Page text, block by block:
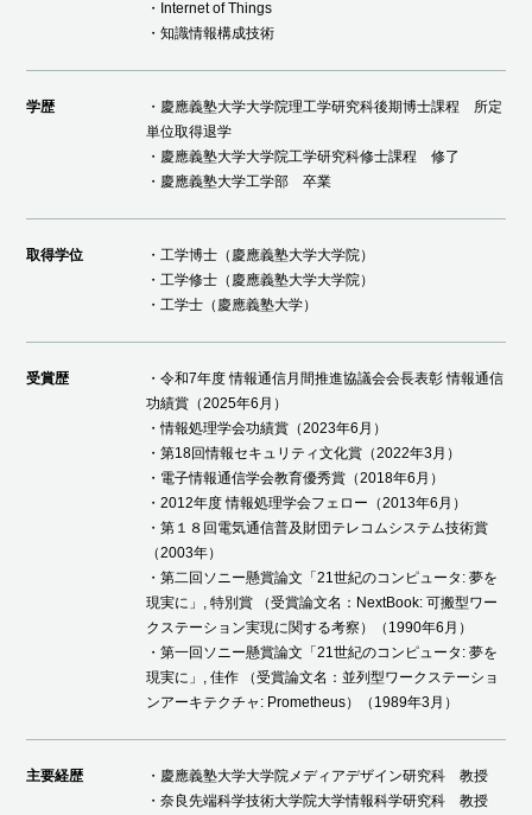
・Internet of Things
・知識情報構成技術
学歴
・慶應義塾大学大学院理工学研究科後期博士課程 所定
単位取得退学
・慶應義塾大学大学院工学研究科修士課程 修了
・慶應義塾大学工学部 卒業
取得学位
・工学博士（慶應義塾大学大学院）
・工学修士（慶應義塾大学大学院）
・工学士（慶應義塾大学）
受賞歴
・令和7年度 情報通信月間推進協議会会長表彰 情報通信
功績賞（2025年6月）
・情報処理学会功績賞（2023年6月）
・第18回情報セキュリティ文化賞（2022年3月）
・電子情報通信学会教育優秀賞（2018年6月）
・2012年度 情報処理学会フェロー（2013年6月）
・第１８回電気通信普及財団テレコムシステム技術賞
（2003年）
・第二回ソニー懸賞論文「21世紀のコンピュータ: 夢を
現実に」, 特別賞 （受賞論文名：NextBook: 可搬型ワー
クステーション実現に関する考察）（1990年6月）
・第一回ソニー懸賞論文「21世紀のコンピュータ: 夢を
現実に」, 佳作 （受賞論文名：並列型ワークステーショ
ンアーキテクチャ: Prometheus）（1989年3月）
主要経歴
・慶應義塾大学大学院メディアデザイン研究科 教授
・奈良先端科学技術大学院大学情報科学研究科 教授